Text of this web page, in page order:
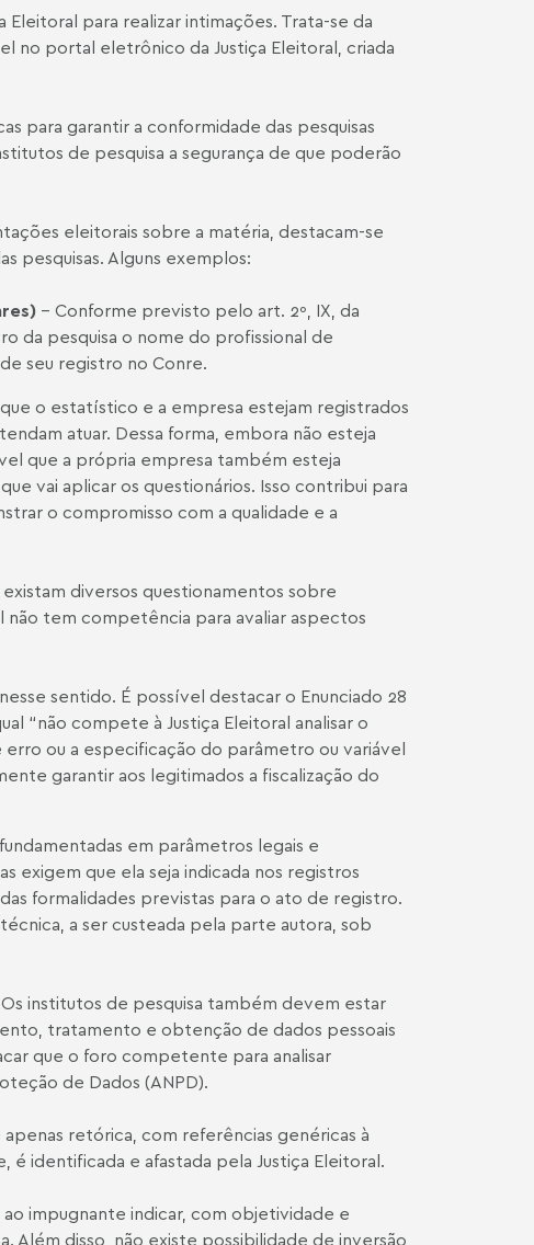
para realizar intimações. Trata-se da
no portal eletrônico da Justiça Eleitoral, criada
para garantir a conformidade das pesquisas
de pesquisa a segurança de que poderão
eleitorais sobre a matéria, destacam-se
pesquisas. Alguns exemplos:
– Conforme previsto pelo art. 2º, IX, da
da pesquisa o nome do profissional de
seu registro no Conre.
o estatístico e a empresa estejam registrados
atuar. Dessa forma, embora não esteja
que a própria empresa também esteja
vai aplicar os questionários. Isso contribui para
o compromisso com a qualidade e a
existam diversos questionamentos sobre
não tem competência para avaliar aspectos
sentido. É possível destacar o Enunciado 28
“não compete à Justiça Eleitoral analisar o
ou a especificação do parâmetro ou variável
garantir aos legitimados a fiscalização do
em parâmetros legais e
exigem que ela seja indicada nos registros
formalidades previstas para o ato de registro.
a ser custeada pela parte autora, sob
institutos de pesquisa também devem estar
tratamento e obtenção de dados pessoais
que o foro competente para analisar
de Dados (ANPD).
retórica, com referências genéricas à
é identificada e afastada pela Justiça Eleitoral.
impugnante indicar, com objetividade e
Além disso, não existe possibilidade de inversão